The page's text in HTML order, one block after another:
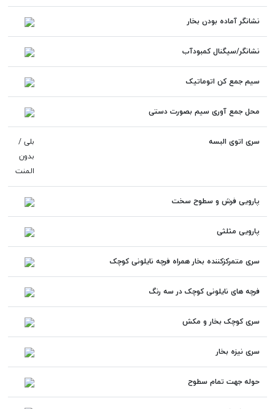
نشانگر آماده بودن بخار
نشانگر/سیگنال کمبودآب
سیم جمع کن اتوماتیک
محل جمع آوری سیم بصورت دستی
سری اتوی البسه
بلی /
بدون
المنت
پارویی فرش و سطوح سخت
پارویی مثلثی
سری متمرکزکننده بخار همراه فرچه نایلونی کوچک
فرچه های نایلونی کوچک در سه رنگ
سری کوچک بخار و مکش
سری نیزه بخار
حوله جهت تمام سطوح